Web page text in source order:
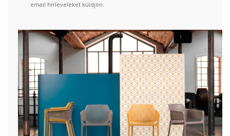
email hírleveleket küldjön.